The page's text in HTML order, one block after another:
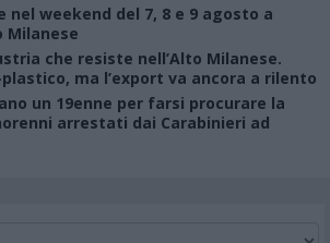
nel weekend del 7, 8 e 9 agosto a
Milanese
che resiste nell’Alto Milanese.
ma l’export va ancora a rilento
un 19enne per farsi procurare la
arrestati dai Carabinieri ad